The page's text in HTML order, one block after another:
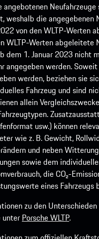
angebotenen Neufahrzeuge
weshalb die angegebenen
von den WLTP-Werten
WLTP-Werten abgeleitete
dem 1. Januar 2023 nicht
angegeben werden.
werden, beziehen sie
Fahrzeug und sind
allein
usw.) können
wie z. B. Gewicht,
und neben
sowie dem
die CO₂-
eines Fahrzeugs
zu den Unterschieden
unter Porsche WLTP.